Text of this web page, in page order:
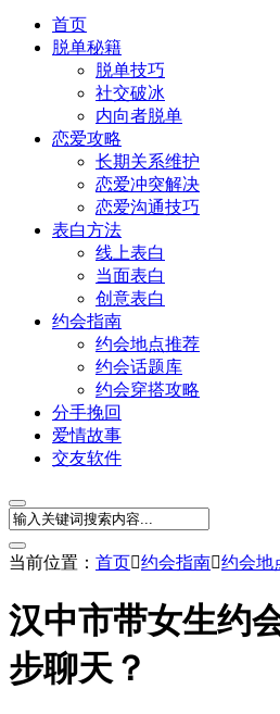
首页
脱单秘籍
脱单技巧
社交破冰
内向者脱单
恋爱攻略
长期关系维护
恋爱冲突解决
恋爱沟通技巧
表白方法
线上表白
当面表白
创意表白
约会指南
约会地点推荐
约会话题库
约会穿搭攻略
分手挽回
爱情故事
交友软件
当前位置： 首页约会指南约会地
汉中市带女生约
步聊天？